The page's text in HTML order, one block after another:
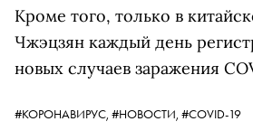
Кроме того, только в
Чжэцзян каждый день
новых случаев заражения
#КОРОНАВИРУС, #НОВОСТИ, #COVID-19